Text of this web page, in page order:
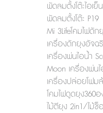
พัดลมตั้งโต๊ะไอเย็
พัดลมตั้งโต๊ะ P19
Mi 3Lifeโคมไฟดั
เครื่องดักยุงอัจฉริ
เครื่องพ่นไอน้ำ
Moon เครื่องพ่น
เครื่องปล่อยโฟม
โคมไฟดูดยุง360
ไม้ตียุง 2in1/ไม้ช็